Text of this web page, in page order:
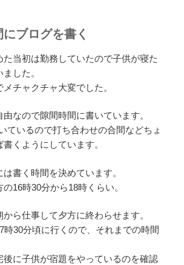
ブログを書く
当初は勤務していたので子供が寝た
した。
チャクチャ大変でした。
なので隙間時間に書いています。
ているので打ち合わせの合間などちょ
くようにしています。
書く時間を決めています。
16時30分から18時くらい。
ら仕事して夕方に終わらせます。
時30分頃に行くので、それまでの時間
後に子供が宿題をやっているのを確認